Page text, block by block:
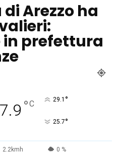
Arezzo ha
prefettura
°C 29.1 °
25.7°
2.2kmh 0 %